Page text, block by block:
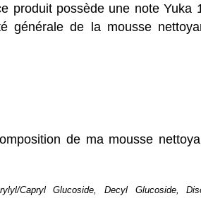
produit possède une note Yuka
générale de la mousse
de ma mousse
Capryl Glucoside, Decyl Glucoside,